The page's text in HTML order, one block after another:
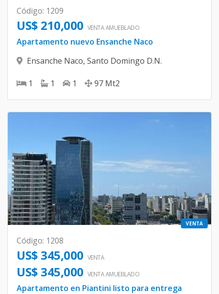
Código: 1209
US$ 210,000 VENTA AMUEBLADO
Apartamento nuevo Ensanche Naco
Ensanche Naco, Santo Domingo D.N.
1 1 1 97 Mt2
VENTA
Código: 1208
US$ 345,000 VENTA
US$ 345,000 VENTA AMUEBLADO
Apartamento en Piantini listo para entrega